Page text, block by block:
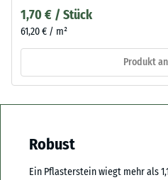
1,70 € / Stück
61,20 € / m²
Produkt
Robust
Ein Pflasterstein wiegt mehr als